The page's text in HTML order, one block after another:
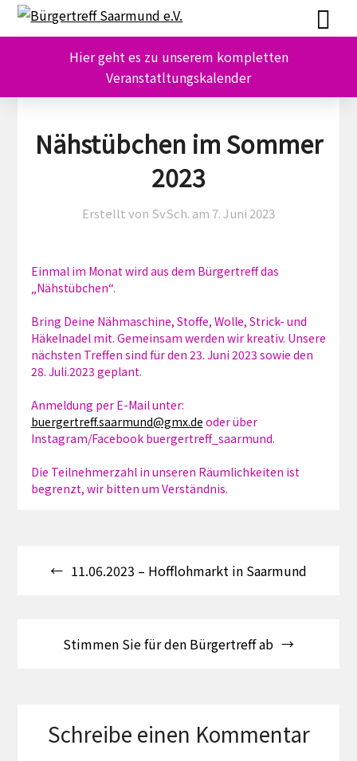
Skip
Skip
Hier geht es zu unserem kompletten
Veranstatltungskalender
Nähstübchen im Sommer
2023
Erstellt von SvSch. am 7. Juni 2023
Einmal im Monat wird aus dem Bürgertreff das
„Nähstübchen“.
Bring Deine Nähmaschine, Stoffe, Wolle, Strick- und
Häkelnadel mit. Gemeinsam werden wir kreativ. Unsere
nächsten Treffen sind für den 23. Juni 2023 sowie den
28. Juli.2023 geplant.
Anmeldung per E-Mail unter:
buergertreff.saarmund@gmx.de oder über
Instagram/Facebook buergertreff_saarmund.
Die Teilnehmerzahl in unseren Räumlichkeiten ist
begrenzt, wir bitten um Verständnis.
11.06.2023 – Hofflohmarkt in Saarmund
Stimmen Sie für den Bürgertreff ab
Schreibe einen Kommentar